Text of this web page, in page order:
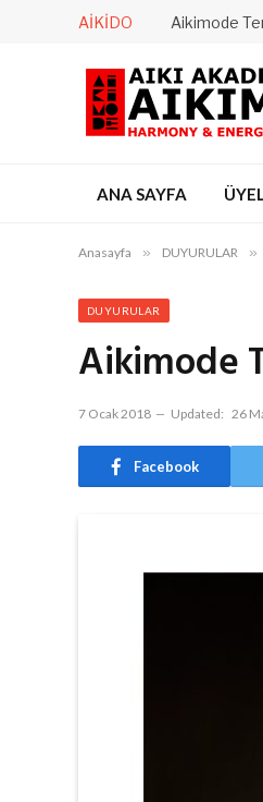
AIKIDO Aikimode
ANA SAYFA
Anasayfa » DUYURULAR »
DUYURULAR
Aikimode
7 Ocak 2018 Updated: 26
Facebook